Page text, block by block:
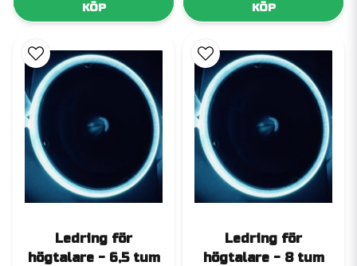
KÖP KÖP
Ledring för
högtalare - 6,5 tum
Ledring för
högtalare - 8 tum